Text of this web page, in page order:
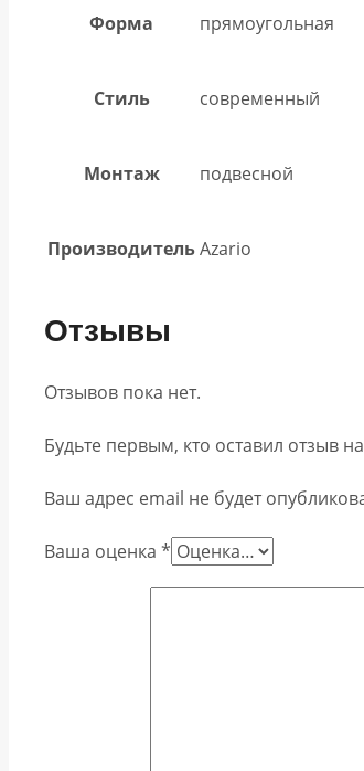
Форма прямоугольная
Стиль современный
Монтаж подвесной
ПроизводительAzario
Отзывы
Отзывов пока нет.
Будьте первым, кто оставил отзыв
Ваш адрес email не будет
Ваша оценка *